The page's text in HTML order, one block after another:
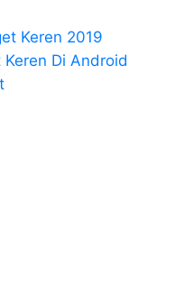
Keren 2019
Di Android